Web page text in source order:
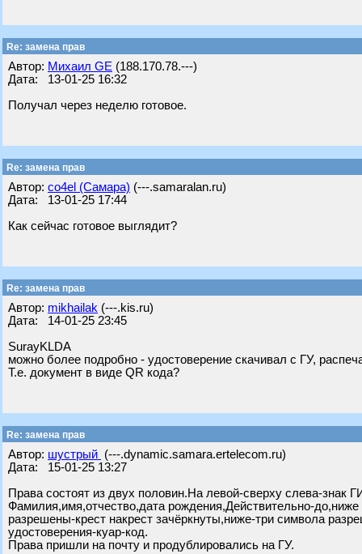
Re: замена прав
Автор: Михаил GE (188.170.78.---)
Дата: 13-01-25 16:32
Получал через неделю готовое.
Re: замена прав
Автор: co4el (Самара) (---.samaralan.ru)
Дата: 13-01-25 17:44
Как сейчас готовое выглядит?
Re: замена прав
Автор: mikhailak (---.kis.ru)
Дата: 14-01-25 23:45
SurayKLDА
можно более подробно - удостоверение скачивал с ГУ,
Т.е. документ в виде QR кода?
Re: замена прав
Автор: шустрый (---.dynamic.samara.ertelecom.ru)
Дата: 15-01-25 13:27
Права состоят из двух половин.На левой-сверху слева-
Фамилия,имя,отчество,дата рождения,Действительно-
разрешены-крест накрест зачёркнуты,ниже-три символа
удостоверения-куар-код.
Права пришли на почту и продублировались на ГУ.